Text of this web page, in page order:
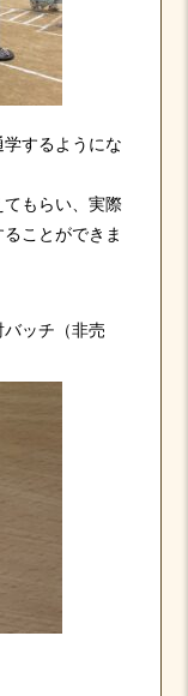
するようにな
もらい、実際
ことができま
ッチ（非売